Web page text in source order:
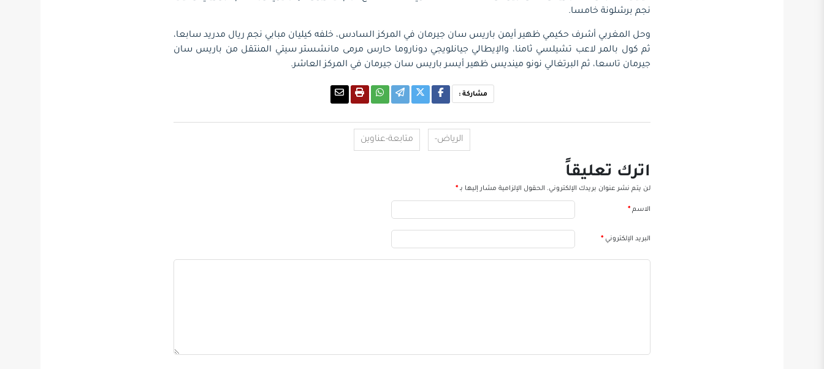
نجم برشلونة خامسا.
وحل المغربي أشرف حكيمي ظهير أيمن باريس سان جيرمان في المركز السادس، خلفه كيليان مبابي نجم ريال مدريد سابعا،
ثم كول بالمر لاعب تشيلسي ثامنا، والإيطالي جيانلويجي دوناروما حارس مرمى مانشستر سيتي المنتقل من باريس سان
جيرمان تاسعا، ثم البرتغالي نونو مينديس ظهير أيسر باريس سان جيرمان في المركز العاشر.
مشاركة :
الرياض- متابعة-عناوين
اترك تعليقاً
لن يتم نشر عنوان بريدك الإلكتروني. الحقول الإلزامية مشار إليها بـ*
الاسم*
البريد الإلكتروني*